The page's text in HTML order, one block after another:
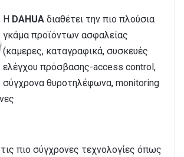
Η DAHUA διαθέτει την πιο πλούσια
γκάμα προϊόντων ασφαλείας
(καμερες, καταγραφικά, συσκευές
ελέγχου πρόσβασης-access control,
σύγχρονα θυροτηλέφωνα, monitoring
πιο σύγχρονες τεχνολογίες όπως